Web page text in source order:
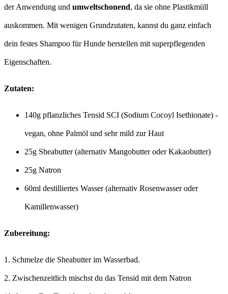
der Anwendung und umweltschonend, da sie ohne Plastikmüll
auskommen. Mit wenigen Grundzutaten, kannst du ganz einfach
dein festes Shampoo für Hunde herstellen mit superpflegenden
Eigenschaften.
Zutaten:
140g pflanzliches Tensid SCI (Sodium Cocoyl Isethionate) -
vegan, ohne Palmöl und sehr mild zur Haut
25g Sheabutter (alternativ Mangobutter oder Kakaobutter)
25g Natron
60ml destilliertes Wasser (alternativ Rosenwasser oder
Kamillenwasser)
Zubereitung:
1. Schmelze die Sheabutter im Wasserbad.
2. Zwischenzeitlich mischst du das Tensid mit dem Natron